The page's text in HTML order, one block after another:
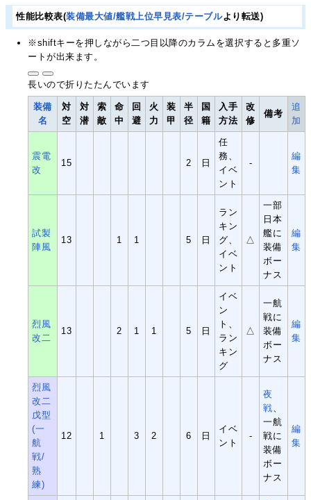
性能比較表(装備最大値/艦戦上位早見表/テーブルより転送)
※shiftキーを押しながら二つ目以降のカラムを選択すると多重ソ
ートが出来ます。
長いので折りたたんでいます
装備
名
対
空
対
潜
索
敵
命
中
回
避
火
力
装
甲
半
径
国
籍
入手
方法
改
修
備考
追
加
震電
改
15 2 日
任
務、
イベ
ント
-
編
集
試製
陣風
13 1 1 5 日
ラン
キン
グ、
イベ
ント
△
一部
日本
艦に
装備
ボー
ナス
編
集
烈風
改二
13 2 1 1 5 日
イベ
ン
ト、
ラン
キン
グ
△
一航
戦に
装備
ボー
ナス
編
集
烈風
改二
戊型
(一
航
戦/
熟
練)
12 1 3 2 6 日
イベ
ント
-
夜
戦、
一航
戦に
装備
ボー
ナス
編
集